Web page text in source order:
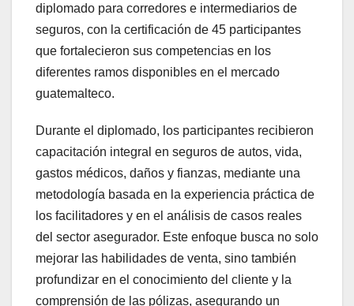
diplomado para corredores e intermediarios de
seguros, con la certificación de 45 participantes
que fortalecieron sus competencias en los
diferentes ramos disponibles en el mercado
guatemalteco.
Durante el diplomado, los participantes recibieron
capacitación integral en seguros de autos, vida,
gastos médicos, daños y fianzas, mediante una
metodología basada en la experiencia práctica de
los facilitadores y en el análisis de casos reales
del sector asegurador. Este enfoque busca no solo
mejorar las habilidades de venta, sino también
profundizar en el conocimiento del cliente y la
comprensión de las pólizas, asegurando un